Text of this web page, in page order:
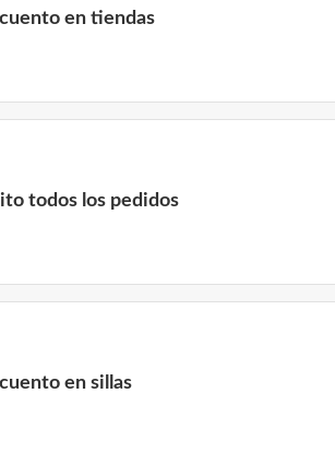
en tiendas
todos los pedidos
en sillas